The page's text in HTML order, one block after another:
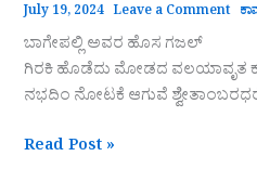
July 19, 2024 Leave a Comment
ಬಾಗೇಪಲ್ಲಿ ಅವರ ಹೊಸ ಗಜಲ್
ಗಿರಕಿ ಹೊಡೆದು ಮೋಡದ ವಲಯಾವೃತ
ನಭದಿಂ ನೋಟಕೆ ಆಗುವೆ
Read Post »